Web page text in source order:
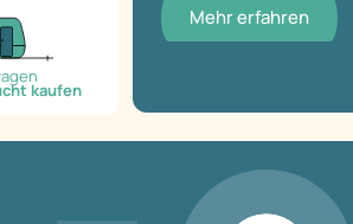
kaufen
Mehr erfahren